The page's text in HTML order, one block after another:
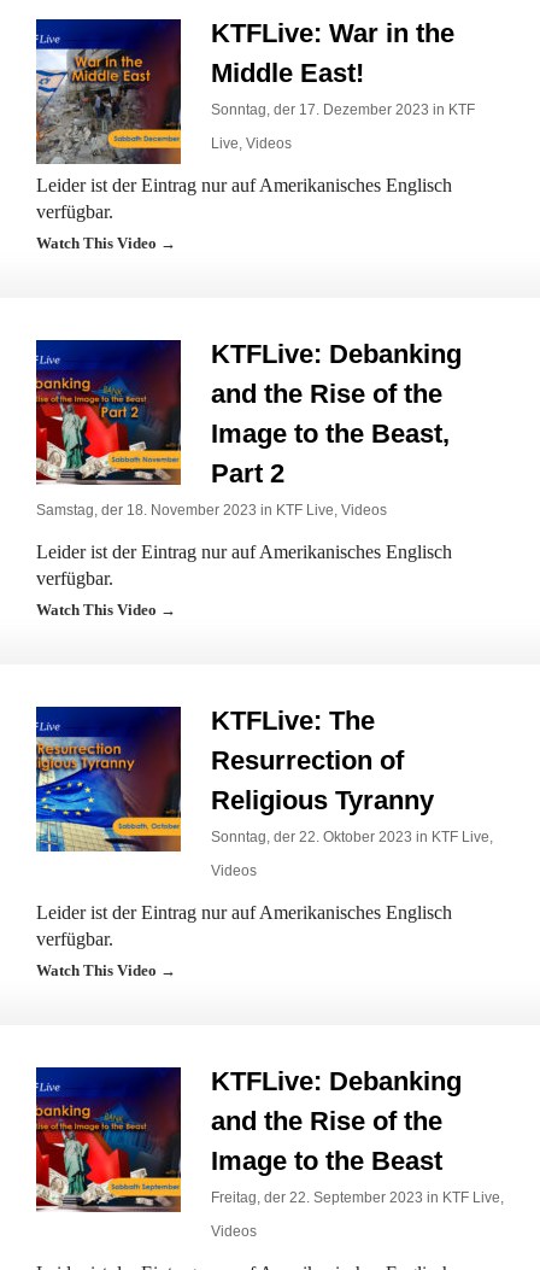
KTFLive: War in the
Middle East!
Sonntag, der 17. Dezember 2023 in KTF
Live, Videos
Leider ist der Eintrag nur auf Amerikanisches Englisch
verfügbar.
Watch This Video →
KTFLive: Debanking
and the Rise of the
Image to the Beast,
Part 2
Samstag, der 18. November 2023 in KTF Live, Videos
Leider ist der Eintrag nur auf Amerikanisches Englisch
verfügbar.
Watch This Video →
KTFLive: The
Resurrection of
Religious Tyranny
Sonntag, der 22. Oktober 2023 in KTF Live,
Videos
Leider ist der Eintrag nur auf Amerikanisches Englisch
verfügbar.
Watch This Video →
KTFLive: Debanking
and the Rise of the
Image to the Beast
Freitag, der 22. September 2023 in KTF Live,
Videos